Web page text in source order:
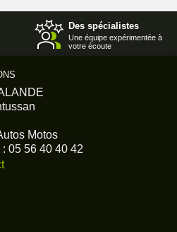
Des spécialistes
Une équipe expérimentée à
votre écoute
Motos
: 05 56 40 40 42